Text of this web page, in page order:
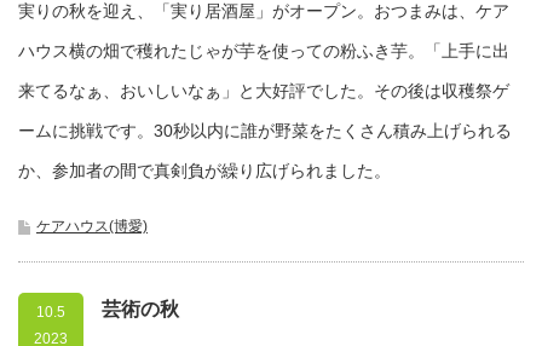
実りの秋を迎え、「実り居酒屋」がオープン。おつまみは、ケア
ハウス横の畑で穫れたじゃが芋を使っての粉ふき芋。「上手に出
来てるなぁ、おいしいなぁ」と大好評でした。その後は収穫祭ゲ
ームに挑戦です。30秒以内に誰が野菜をたくさん積み上げられる
か、参加者の間で真剣負が繰り広げられました。
ケアハウス(博愛)
10.5
2023
芸術の秋